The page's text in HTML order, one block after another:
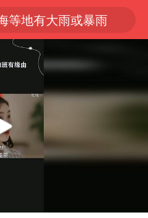
等地有大雨或暴雨
撬动暑期消费新蓝海
隔20米开高仿奶茶店被判赔35万元
超：哈尔滨vs通辽